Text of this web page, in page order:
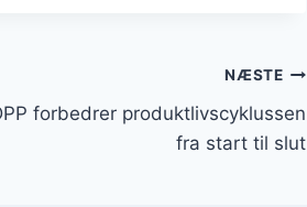
NÆSTE
forbedrer produktlivscyklussen
fra start til slut